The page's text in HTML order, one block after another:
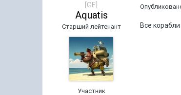
[GF]
Aquatis
Старший лейтенант
Участник
Все